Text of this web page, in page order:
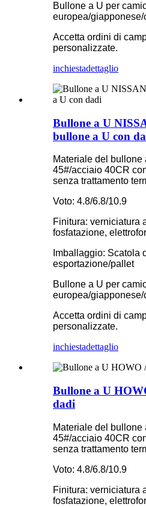
Bullone a U per
europea/giapponese/
Accetta ordini di
personalizzate.
inchiestadettaglio
Bullone a U
bullone a U con
Materiale del bullone
45#/acciaio 40CR
senza trattamento
Voto: 4.8/6.8/10.9
Finitura: verniciatura
fosfatazione,
Imballaggio: Scatola
esportazione/pallet
Bullone a U per
europea/giapponese/
Accetta ordini di
personalizzate.
inchiestadettaglio
Bullone a U
dadi
Materiale del bullone
45#/acciaio 40CR
senza trattamento
Voto: 4.8/6.8/10.9
Finitura: verniciatura
fosfatazione,